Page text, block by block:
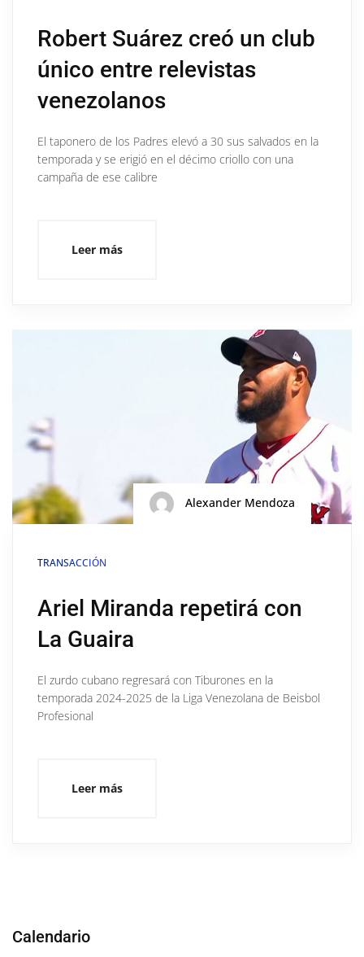
Robert Suárez creó un club
único entre relevistas
venezolanos
El taponero de los Padres elevó a 30 sus salvados en la
temporada y se erigió en el décimo criollo con una
campaña de ese calibre
Leer más
Alexander Mendoza
TRANSACCIÓN
Ariel Miranda repetirá con
La Guaira
El zurdo cubano regresará con Tiburones en la
temporada 2024-2025 de la Liga Venezolana de Beisbol
Profesional
Leer más
Calendario